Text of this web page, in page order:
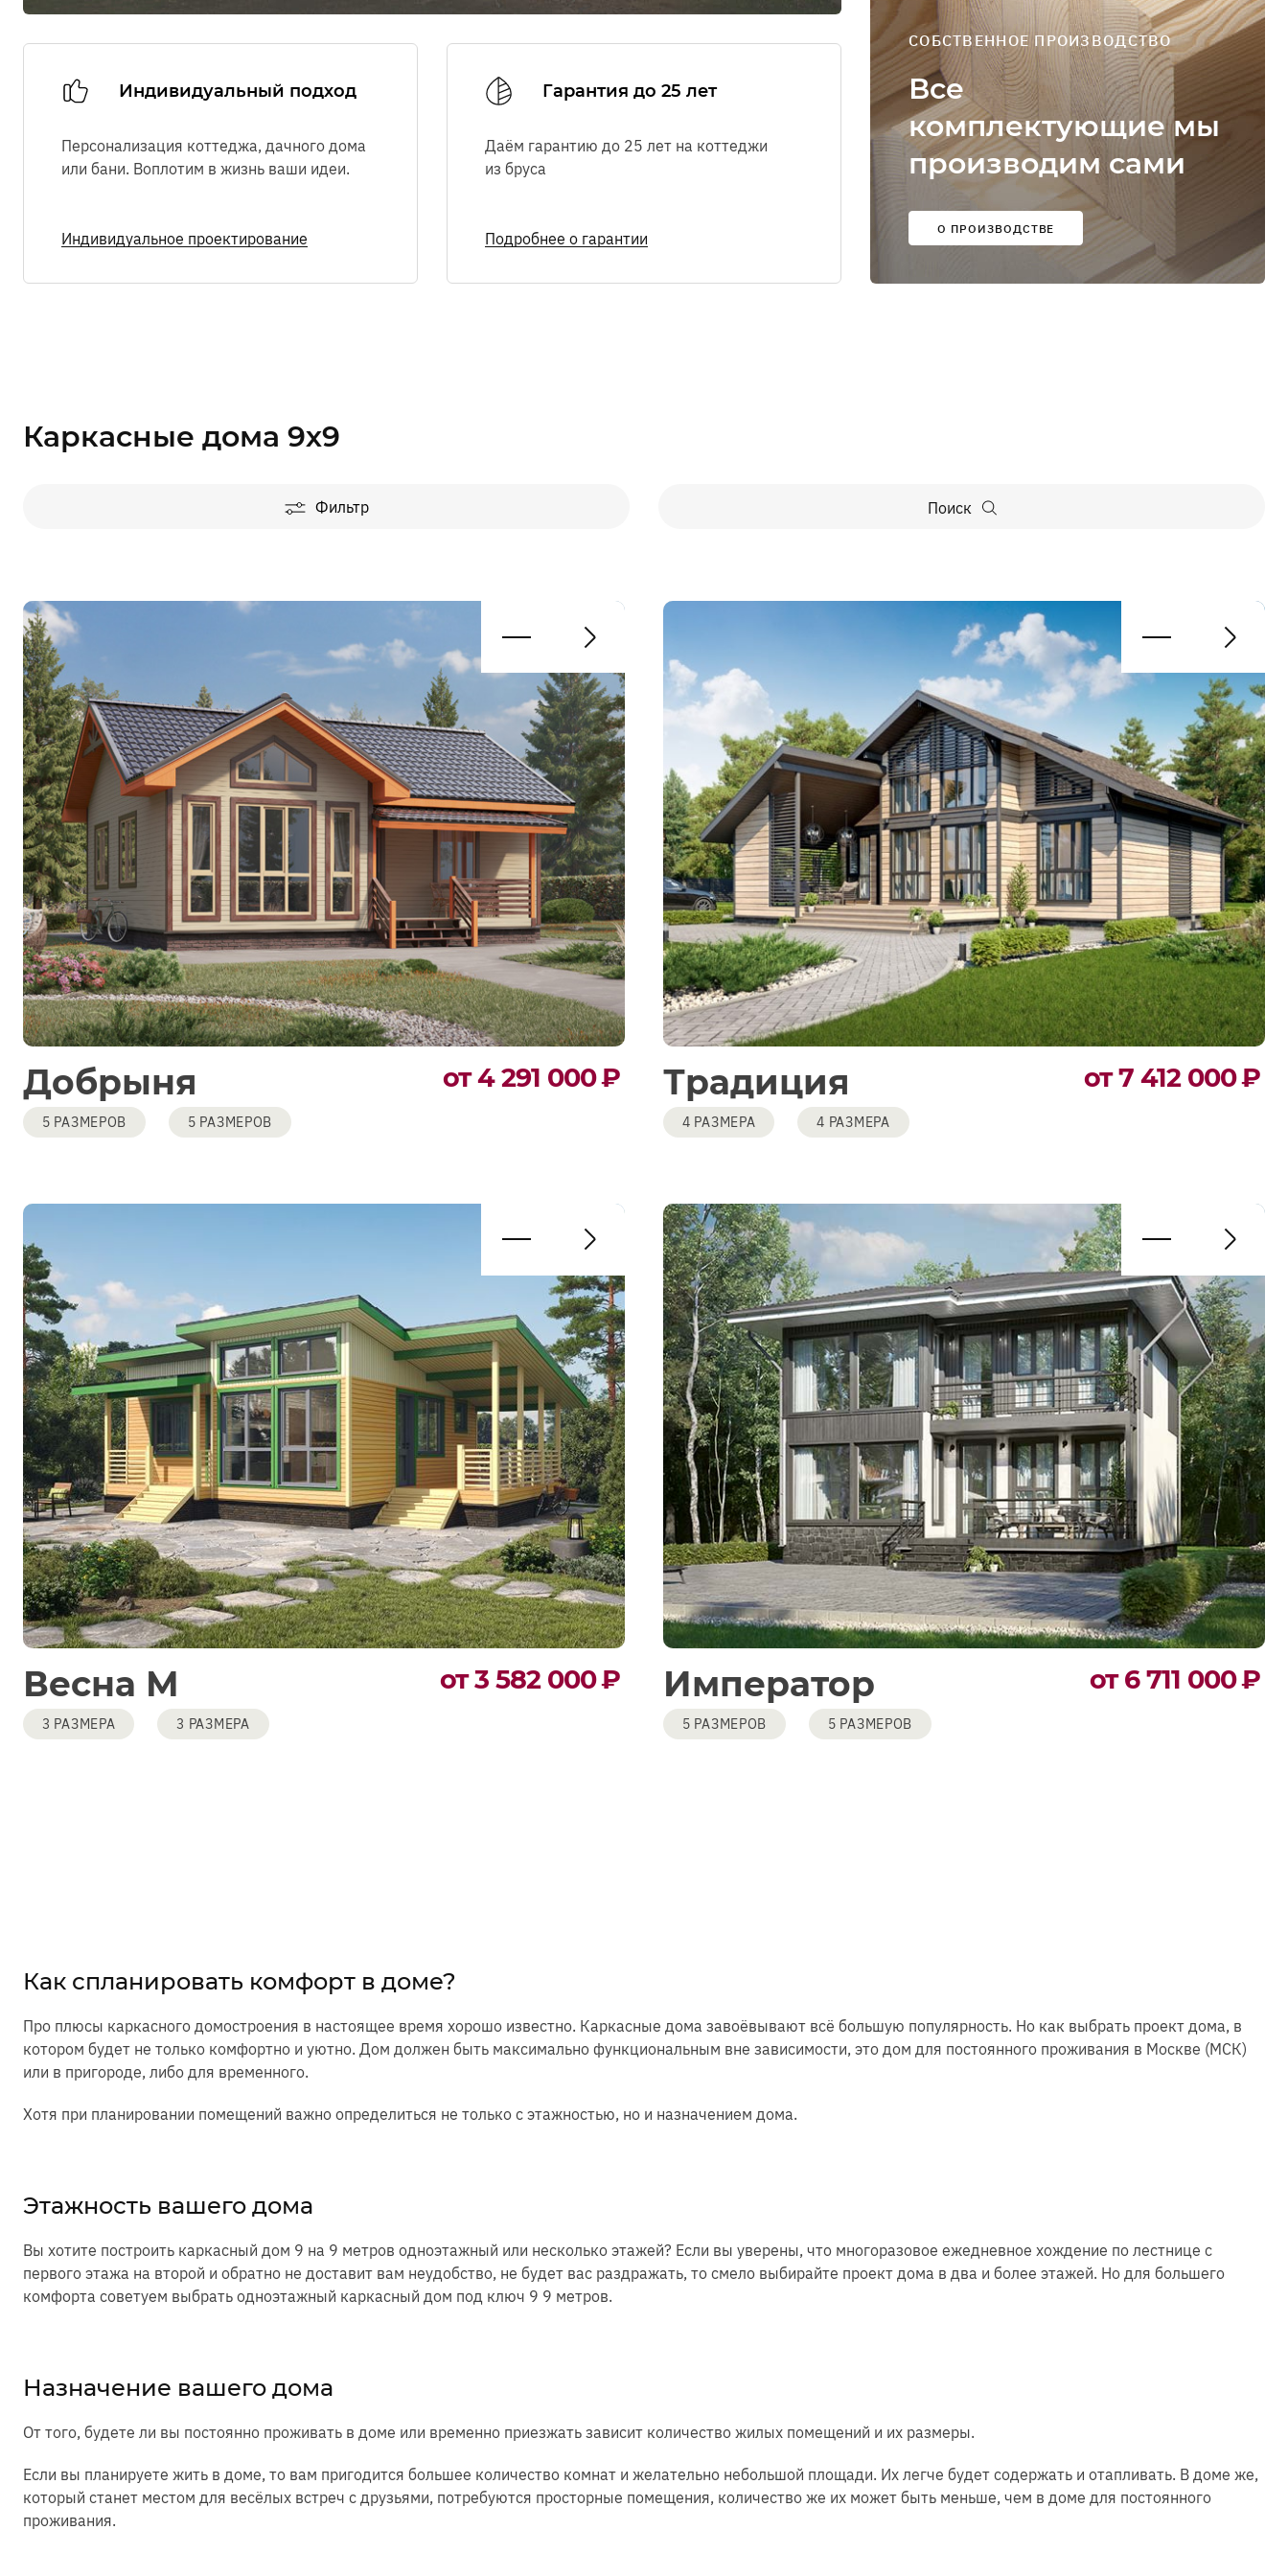
СОБСТВЕННОЕ ПРОИЗВОДСТВО
Все
комплектующие мы
производим сами
О ПРОИЗВОДСТВЕ
Индивидуальный подход
Персонализация коттеджа, дачного дома
или бани. Воплотим в жизнь ваши идеи.
Индивидуальное проектирование
Гарантия до 25 лет
Даём гарантию до 25 лет на коттеджи
из бруса
Подробнее о гарантии
Каркасные дома 9х9
Поиск
Фильтр
Добрыня
5 РАЗМЕРОВ 5 РАЗМЕРОВ
от 4 291 000₽ Традиция
4 РАЗМЕРА 4 РАЗМЕРА
от 7 412 000₽
Весна М
3 РАЗМЕРА 3 РАЗМЕРА
от 3 582 000₽ Император
5 РАЗМЕРОВ 5 РАЗМЕРОВ
от 6 711 000₽
Как спланировать комфорт в доме?
Про плюсы каркасного домостроения в настоящее время хорошо известно. Каркасные дома завоёвывают всё большую популярность. Но как выбрать проект дома, в
котором будет не только комфортно и уютно. Дом должен быть максимально функциональным вне зависимости, это дом для постоянного проживания в Москве (МСК)
или в пригороде, либо для временного.
Хотя при планировании помещений важно определиться не только с этажностью, но и назначением дома.
Этажность вашего дома
Вы хотите построить каркасный дом 9 на 9 метров одноэтажный или несколько этажей? Если вы уверены, что многоразовое ежедневное хождение по лестнице с
первого этажа на второй и обратно не доставит вам неудобство, не будет вас раздражать, то смело выбирайте проект дома в два и более этажей. Но для большего
комфорта советуем выбрать одноэтажный каркасный дом под ключ 9 9 метров.
Назначение вашего дома
От того, будете ли вы постоянно проживать в доме или временно приезжать зависит количество жилых помещений и их размеры.
Если вы планируете жить в доме, то вам пригодится большее количество комнат и желательно небольшой площади. Их легче будет содержать и отапливать. В доме же,
который станет местом для весёлых встреч с друзьями, потребуются просторные помещения, количество же их может быть меньше, чем в доме для постоянного
проживания.